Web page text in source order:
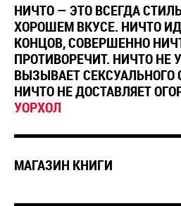
НИЧТО — ЭТО ВСЕГДА
ХОРОШЕМ ВКУСЕ. НИЧТО
КОНЦОВ, СОВЕРШЕННО
ПРОТИВОРЕЧИТ. НИЧТО НЕ
ВЫЗЫВАЕТ СЕКСУАЛЬНОГО
НИЧТО НЕ ДОСТАВЛЯЕТ
УОРХОЛ
МАГАЗИН КНИГИ